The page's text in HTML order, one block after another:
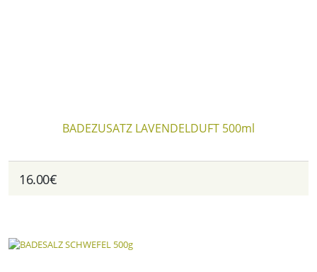
BADEZUSATZ LAVENDELDUFT 500ml
16.00€